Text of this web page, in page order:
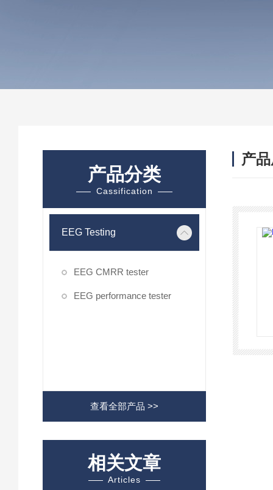
产品分类
Cassification
EEG Testing
EEG CMRR tester
EEG performance tester
查看全部产品 >>
相关文章
Articles
产